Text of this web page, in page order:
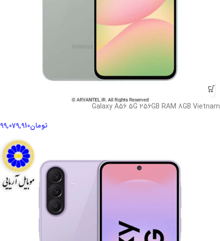
Galaxy A56 5G 256GB RAM 8GB Vietnam
تومان99,079,910